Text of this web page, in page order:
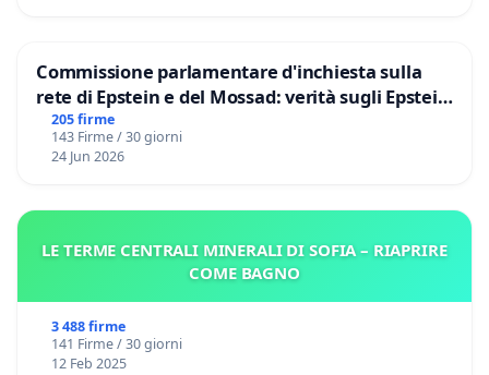
Commissione parlamentare d'inchiesta sulla
rete di Epstein e del Mossad: verità sugli Epstein
Files
205 firme
143 Firme / 30 giorni
24 Jun 2026
LE TERME CENTRALI MINERALI DI SOFIA – RIAPRIRE
COME BAGNO
3 488 firme
141 Firme / 30 giorni
12 Feb 2025